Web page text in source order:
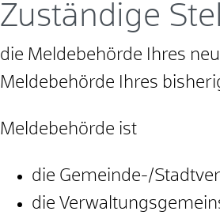
Zuständige
die Meldebehörde Ihres
Meldebehörde Ihres
Meldebehörde ist
die Gemeinde-/
die